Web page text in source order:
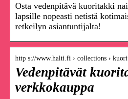
Osta vedenpitävä kuoritakki
lapsille nopeasti netistä
retkeilyn asiantuntijalta!
http s://www.halti.fi › collections ›
Vedenpitävät
verkkokauppa